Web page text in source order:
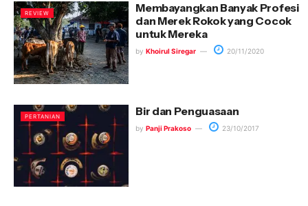
REVIEW
Membayangkan Banyak Profesi
dan Merek Rokok yang Cocok
untuk Mereka
by Khoirul Siregar 20/11/2020
PERTANIAN Bir dan Penguasaan
by Panji Prakoso 23/10/2017